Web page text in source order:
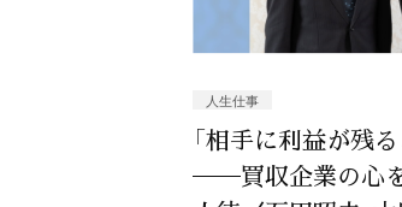
人生仕事
「相手に利益が残
──買収企業の心